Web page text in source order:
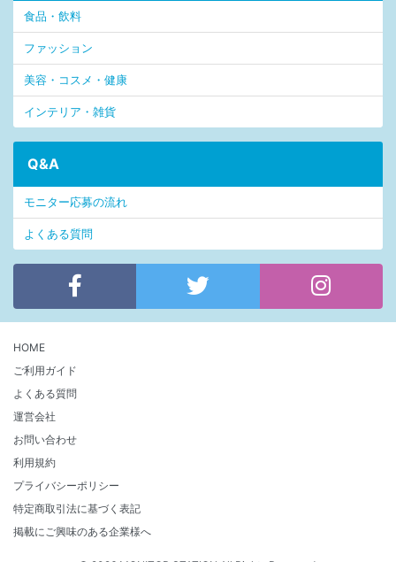
食品・飲料
ファッション
美容・コスメ・健康
インテリア・雑貨
Q&A
モニター応募の流れ
よくある質問
HOME
ご利用ガイド
よくある質問
運営会社
お問い合わせ
利用規約
プライバシーポリシー
特定商取引法に基づく表記
掲載にご興味のある企業様へ